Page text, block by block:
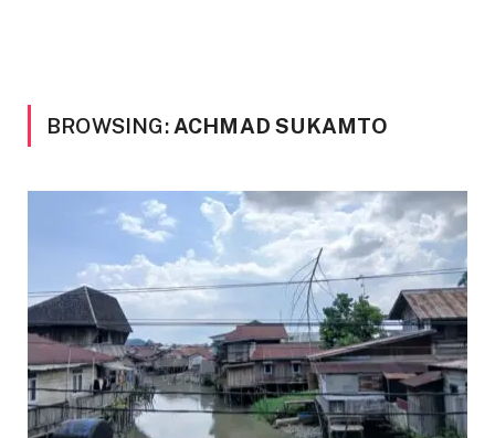
BROWSING: ACHMAD SUKAMTO